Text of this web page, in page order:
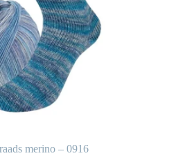
merino – 0916